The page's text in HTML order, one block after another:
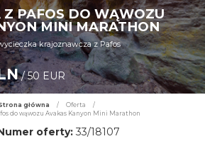
Z PAFOS DO WĄWOZU
MINI MARATHON
krajoznawcza z Pafos
/ 50 EUR
główna / Oferta
/
do wąwozu Avakas Kanyon Mini Marathon
oferty:33/18107